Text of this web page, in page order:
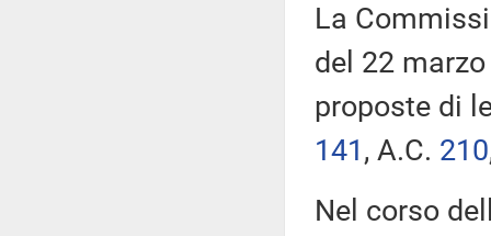
La
del 22
proposte di
141​, A.C. 210
Nel corso